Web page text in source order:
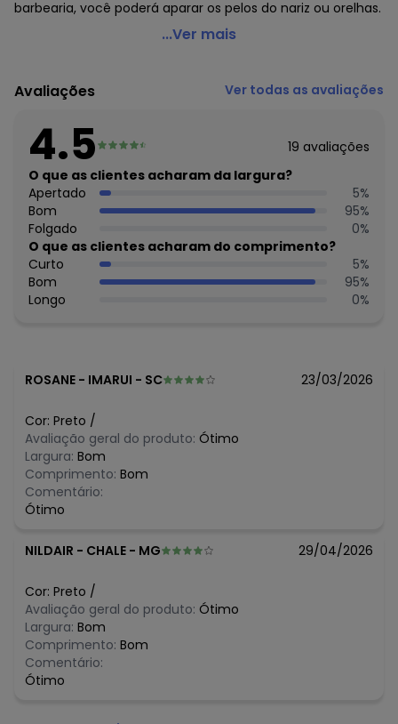
barbearia, você poderá aparar os pelos do nariz ou orelhas.
Mundo Lar - Aparador de Pelos Nariz e Orelha Em Metal 1
Código do produto: 3265792
Composto por:
Composição: em metal e plástico.
Com Escova De Limpeza. A velocidade e o volume do
crescimento de pelos variam muito de pessoa para
pessoa, o que faz com que aquelas que possuem um
crescimento mais rápido estejam sempre aparando estes
pelos para manter o visual desejado. Por este motivo a
utilização do aparador facilitará muito este processo,
evitando idas ao salão ou barbearia, você poderá aparar os
pelos do nariz ou orelhas. Este aparador possui um
tamanho compacto para facilitar o transporte para
Histórico de preços
O preço apresentado abaixo é o menor oferecido em
algum dia do mês, para o menor tamanho disponível.
agosto/2026
julho/2026
junho/2026
maio/2026
R$ 22,99
fevereiro/2026 R$ 22,99
...Ver mais
Avaliações Ver todas as avaliações
4.5 19 avaliações
O que as clientes acharam da largura?
Apertado
5%
Bom
95%
Folgado
0%
O que as clientes acharam do comprimento?
Curto
5%
Bom
95%
Longo
0%
ROSANE - IMARUI - SC 23/03/2026
Cor: Preto /
Avaliação geral do produto: Ótimo
Largura: Bom
Comprimento: Bom
Comentário:
Ótimo
NILDAIR - CHALE - MG 29/04/2026
Cor: Preto /
Avaliação geral do produto: Ótimo
Largura: Bom
Comprimento: Bom
Comentário:
Ótimo